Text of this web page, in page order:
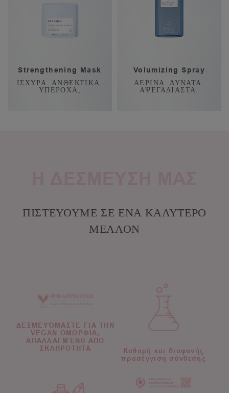
Strengthening Mask
ΙΣΧΥΡΑ. ΑΝΘΕΚΤΙΚΑ.
ΥΠΕΡΟΧΑ,
Volumizing Spray
ΑΕΡΙΝΑ. ΔΥΝΑΤΑ.
ΑΨΕΓΑΔΙΑΣΤΑ.
ΠΙΣΤΕΥΟΥΜΕ ΣΕ ΕΝΑ ΚΑΛΥΤΕΡΟ
ΜΕΛΛΟΝ
ΔΕΣΜΕΥΌΜΑΣΤΕ ΓΙΑ ΤΗΝ
VEGAN ΟΜΟΡΦΙΑ,
ΑΠΑΛΛΑΓΜΈΝΗ ΑΠΟ
ΣΚΛΗΡΟΤΗΤΑ
Καθαρή και διαφανής
προσέγγιση σύνθεσης